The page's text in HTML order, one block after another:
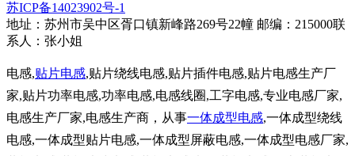
苏ICP备14023902号-1
地址：苏州市吴中区胥口镇新峰路269号22幢 邮编：215000联
系人：张小姐
电感,贴片电感,贴片绕线电感,贴片插件电感,贴片电感生产厂
家,贴片功率电感,功率电感,电感线圈,工字电感,专业电感厂家,
电感生产厂家,电感生产商，从事一体成型电感,一体成型绕线
电感,一体成型贴片电感,一体成型屏蔽电感,一体成型电感厂家,